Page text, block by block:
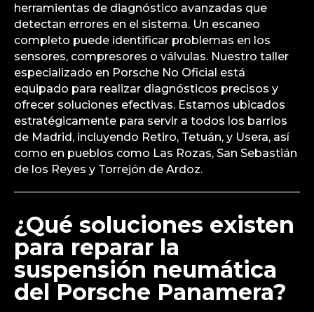
herramientas de diagnóstico avanzadas que
detectan errores en el sistema. Un escaneo
completo puede identificar problemas en los
sensores, compresores o válvulas. Nuestro taller
especializado en Porsche No Oficial está
equipado para realizar diagnósticos precisos y
ofrecer soluciones efectivas. Estamos ubicados
estratégicamente para servir a todos los barrios
de Madrid, incluyendo Retiro, Tetuán, y Usera, así
como en pueblos como Las Rozas, San Sebastián
de los Reyes y Torrejón de Ardoz.
¿Qué soluciones existen
para reparar la
suspensión neumática
del Porsche Panamera?